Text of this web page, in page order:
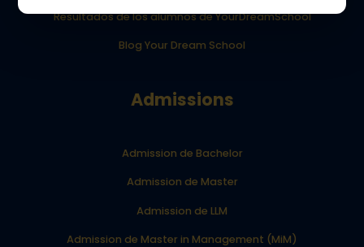
Resultados de los alumnos de YourDreamSchool
Blog Your Dream School
Admissions
Admission de Bachelor
Admission de Master
Admission de LLM
Admission de Master in Management (MiM)